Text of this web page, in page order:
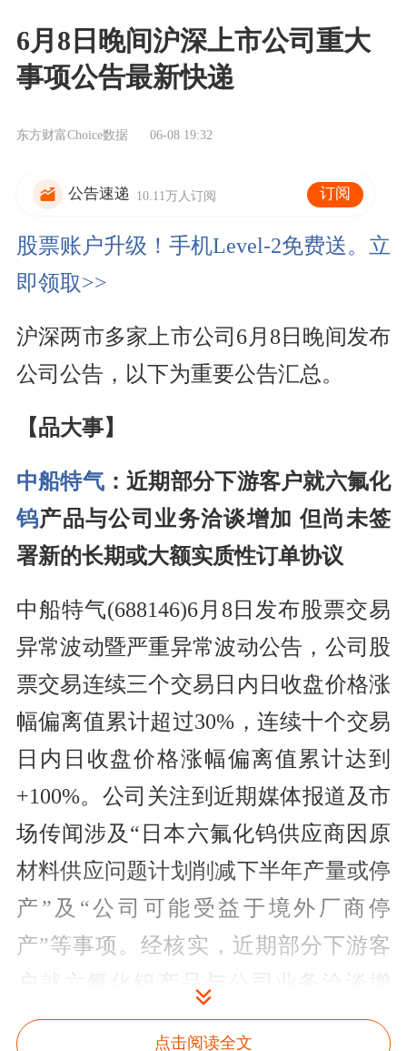
6月8日晚间沪深上市公司重大
事项公告最新快递
东方财富Choice数据 06-08 19:32
公告速递 10.11万人订阅 订阅
股票账户升级！手机Level-2免费送。立
即领取>>
沪深两市多家上市公司6月8日晚间发布
公司公告，以下为重要公告汇总。
【品大事】
中船特气：近期部分下游客户就六氟化
钨产品与公司业务洽谈增加 但尚未签
署新的长期或大额实质性订单协议
中船特气(688146)6月8日发布股票交易
异常波动暨严重异常波动公告，公司股
票交易连续三个交易日内日收盘价格涨
幅偏离值累计超过30%，连续十个交易
日内日收盘价格涨幅偏离值累计达到
+100%。公司关注到近期媒体报道及市
场传闻涉及“日本六氟化钨供应商因原
材料供应问题计划削减下半年产量或停
产”及“公司可能受益于境外厂商停
产”等事项。经核实，近期部分下游客
加，但目前尚未签署新的长期或大额实
点击阅读全文